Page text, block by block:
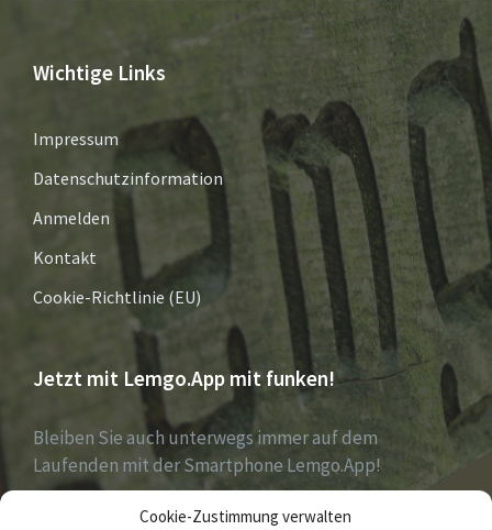
Cookie-Zustimmung verwalten
Wichtige Links
Impressum
Datenschutzinformation
Anmelden
Kontakt
Cookie-Richtlinie (EU)
Jetzt mit Lemgo.App mit funken!
Bleiben Sie auch unterwegs immer auf dem
Laufenden mit der Smartphone Lemgo.App!